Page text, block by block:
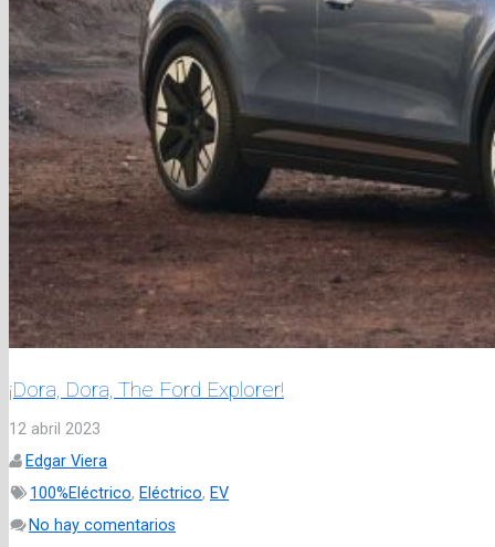
¡Dora, Dora, The Ford Explorer!
12 abril 2023
Edgar Viera
100%Eléctrico, Eléctrico, EV
No hay comentarios